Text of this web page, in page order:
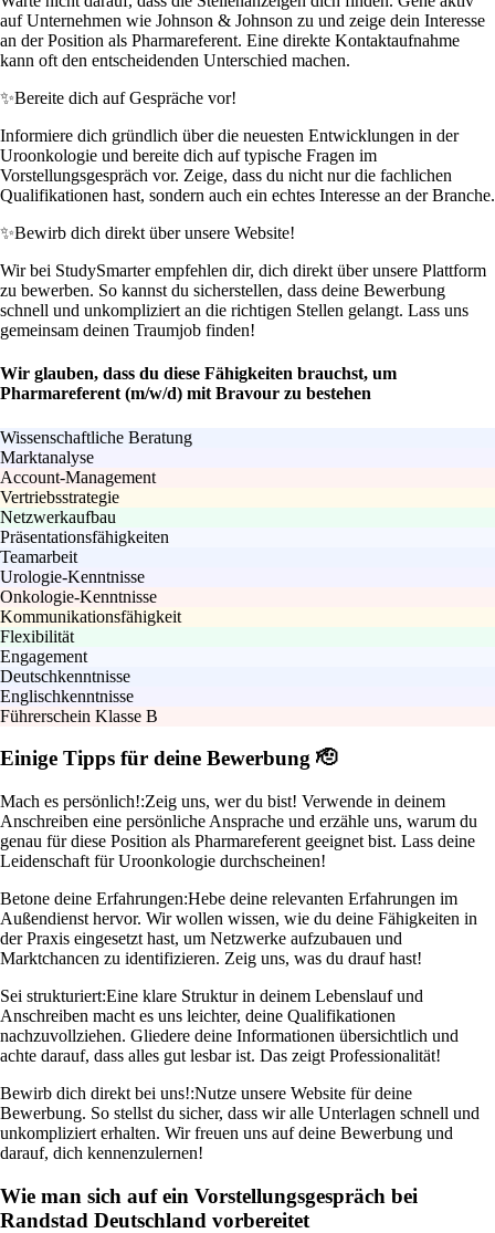
auf Unternehmen wie Johnson & Johnson zu und zeige dein Interesse
an der Position als Pharmareferent. Eine direkte Kontaktaufnahme
kann oft den entscheidenden Unterschied machen.
✨Bereite dich auf Gespräche vor!
Informiere dich gründlich über die neuesten Entwicklungen in der
Uroonkologie und bereite dich auf typische Fragen im
Vorstellungsgespräch vor. Zeige, dass du nicht nur die fachlichen
Qualifikationen hast, sondern auch ein echtes Interesse an der Branche.
✨Bewirb dich direkt über unsere Website!
Wir bei StudySmarter empfehlen dir, dich direkt über unsere Plattform
zu bewerben. So kannst du sicherstellen, dass deine Bewerbung
schnell und unkompliziert an die richtigen Stellen gelangt. Lass uns
gemeinsam deinen Traumjob finden!
Wir glauben, dass du diese Fähigkeiten brauchst, um
Pharmareferent (m/w/d) mit Bravour zu bestehen
Wissenschaftliche Beratung
Marktanalyse
Account-Management
Vertriebsstrategie
Netzwerkaufbau
Präsentationsfähigkeiten
Teamarbeit
Urologie-Kenntnisse
Onkologie-Kenntnisse
Kommunikationsfähigkeit
Flexibilität
Engagement
Deutschkenntnisse
Englischkenntnisse
Führerschein Klasse B
Einige Tipps für deine Bewerbung 🫡
Mach es persönlich!:Zeig uns, wer du bist! Verwende in deinem
Anschreiben eine persönliche Ansprache und erzähle uns, warum du
genau für diese Position als Pharmareferent geeignet bist. Lass deine
Leidenschaft für Uroonkologie durchscheinen!
Betone deine Erfahrungen:Hebe deine relevanten Erfahrungen im
Außendienst hervor. Wir wollen wissen, wie du deine Fähigkeiten in
der Praxis eingesetzt hast, um Netzwerke aufzubauen und
Marktchancen zu identifizieren. Zeig uns, was du drauf hast!
Sei strukturiert:Eine klare Struktur in deinem Lebenslauf und
Anschreiben macht es uns leichter, deine Qualifikationen
nachzuvollziehen. Gliedere deine Informationen übersichtlich und
achte darauf, dass alles gut lesbar ist. Das zeigt Professionalität!
Bewirb dich direkt bei uns!:Nutze unsere Website für deine
Bewerbung. So stellst du sicher, dass wir alle Unterlagen schnell und
unkompliziert erhalten. Wir freuen uns auf deine Bewerbung und
darauf, dich kennenzulernen!
Wie man sich auf ein Vorstellungsgespräch bei
Randstad Deutschland vorbereitet